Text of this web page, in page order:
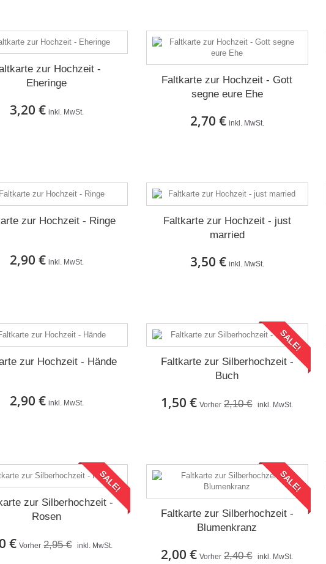
zur Hochzeit -
Eheringe
3,20 € inkl. MwSt.
Faltkarte zur Hochzeit - Gott
segne eure Ehe
2,70 € inkl. MwSt.
zur Hochzeit - Ringe
2,90 € inkl. MwSt.
Faltkarte zur Hochzeit - just
married
3,50 € inkl. MwSt.
zur Hochzeit - Hände
2,90 € inkl. MwSt.
SALE!
Faltkarte zur Silberhochzeit -
Buch
1,50 € Vorher 2,10 € inkl. MwSt.
SALE!
zur Silberhochzeit -
Rosen
€ Vorher 2,95 € inkl. MwSt.
SALE!
Faltkarte zur Silberhochzeit -
Blumenkranz
2,00 € Vorher 2,40 € inkl. MwSt.